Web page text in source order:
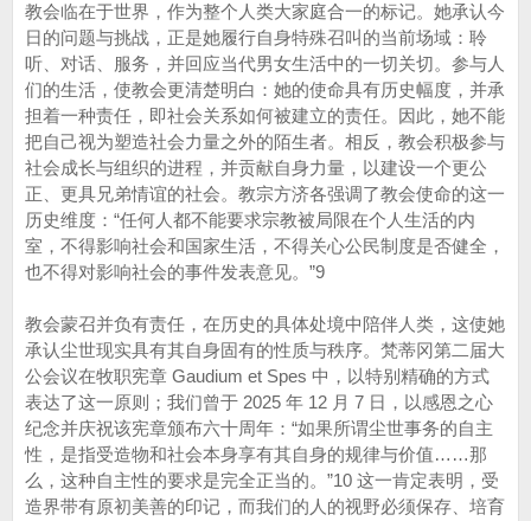
教会临在于世界，作为整个人类大家庭合一的标记。她承认今
日的问题与挑战，正是她履行自身特殊召叫的当前场域：聆
听、对话、服务，并回应当代男女生活中的一切关切。参与人
们的生活，使教会更清楚明白：她的使命具有历史幅度，并承
担着一种责任，即社会关系如何被建立的责任。因此，她不能
把自己视为塑造社会力量之外的陌生者。相反，教会积极参与
社会成长与组织的进程，并贡献自身力量，以建设一个更公
正、更具兄弟情谊的社会。教宗方济各强调了教会使命的这一
历史维度：“任何人都不能要求宗教被局限在个人生活的内
室，不得影响社会和国家生活，不得关心公民制度是否健全，
也不得对影响社会的事件发表意见。”9
教会蒙召并负有责任，在历史的具体处境中陪伴人类，这使她
承认尘世现实具有其自身固有的性质与秩序。梵蒂冈第二届大
公会议在牧职宪章 Gaudium et Spes 中，以特别精确的方式
表达了这一原则；我们曾于 2025 年 12 月 7 日，以感恩之心
纪念并庆祝该宪章颁布六十周年：“如果所谓尘世事务的自主
性，是指受造物和社会本身享有其自身的规律与价值……那
么，这种自主性的要求是完全正当的。”10 这一肯定表明，受
造界带有原初美善的印记，而我们的人的视野必须保存、培育